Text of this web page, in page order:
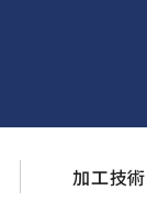
加工技術